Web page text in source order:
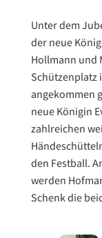
Unter dem
der neue
Hollmann und
Schützenplatz
angekommen
neue Königin
zahlreichen
den Festball.
werden
Schenk die